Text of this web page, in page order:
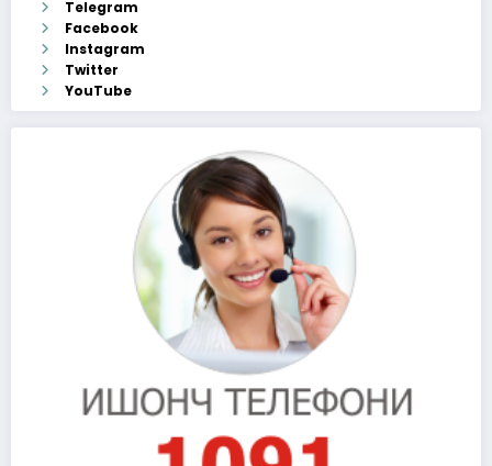
Telegram
Facebook
Instagram
Twitter
YouTube